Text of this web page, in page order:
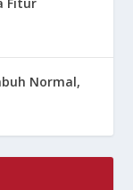
Fitur
Normal,